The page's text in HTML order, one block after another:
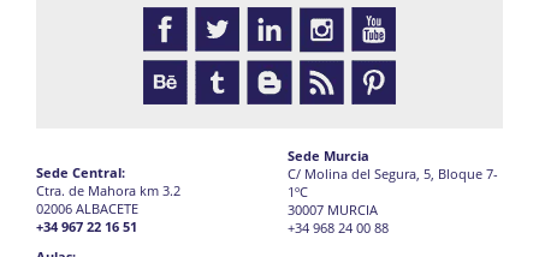
Sede Central:
Ctra. de Mahora km 3.2
02006 ALBACETE
+34 967 22 16 51
Sede Murcia
C/ Molina del Segura, 5, Bloque 7-
1ºC
30007 MURCIA
+34 968 24 00 88